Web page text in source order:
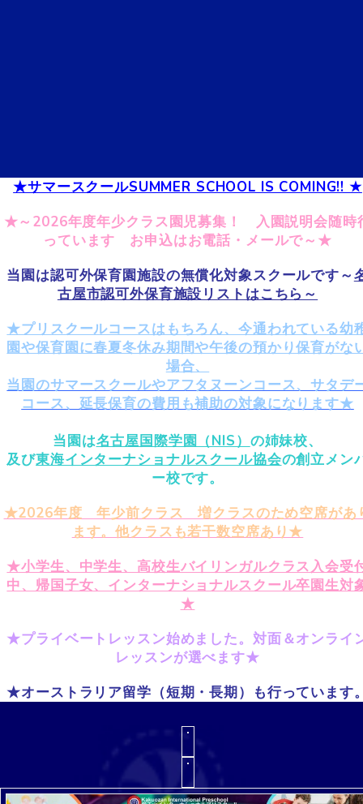
★サマースクールSUMMER SCHOOL IS COMING!! ★
★～2026年度年少クラス園児募集！ 入園説明会随時
っています お申込はお電話・メールで～★
当園は認可外保育園施設の無償化対象スクールです～
古屋市認可外保育施設リストはこちら～
★プリスクールコースはもちろん、今通われている幼
園や保育園に春夏冬休み期間や午後の預かり保育がな
場合、
当園のサマースクールやアフタヌーンコース、サタデ
コース、延長保育の費用も補助の対象になります★
当園は名古屋国際学園（NIS） の姉妹校、
及び東海インターナショナルスクール協会の創立メン
ー校です。
★2026年度 年少前クラス 増クラスのため空席があ
ます。他クラスも若干数空席あり★
★小学生、中学生、高校生バイリンガルクラス入会受
中、帰国子女、インターナショナルスクール卒園生対
★
★プライベートレッスン始めました。対面＆オンライ
レッスンが選べます★
★オーストラリア留学（短期・長期）も行っています